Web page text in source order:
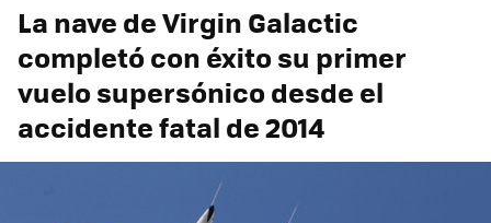
La nave de Virgin Galactic
completó con éxito su primer
vuelo supersónico desde el
accidente fatal de 2014